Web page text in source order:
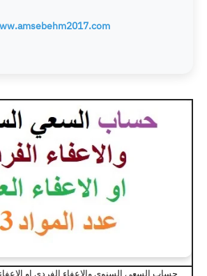
حساب السعي السنوي والاعفاء الفردي او الاعفاء